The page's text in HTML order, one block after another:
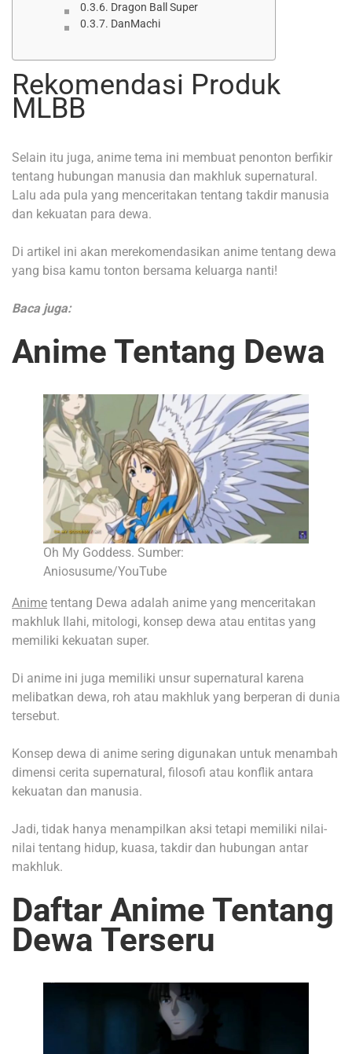
Dragon Ball Super
DanMachi
Rekomendasi Produk
MLBB
Selain itu juga, anime tema ini membuat penonton berfikir
tentang hubungan manusia dan makhluk supernatural.
Lalu ada pula yang menceritakan tentang takdir manusia
dan kekuatan para dewa.
Di artikel ini akan merekomendasikan anime tentang dewa
yang bisa kamu tonton bersama keluarga nanti!
Baca juga:
Anime Tentang Dewa
Oh My Goddess. Sumber:
Aniosusume/YouTube
Anime tentang Dewa adalah anime yang menceritakan
makhluk Ilahi, mitologi, konsep dewa atau entitas yang
memiliki kekuatan super.
Di anime ini juga memiliki unsur supernatural karena
melibatkan dewa, roh atau makhluk yang berperan di dunia
tersebut.
Konsep dewa di anime sering digunakan untuk menambah
dimensi cerita supernatural, filosofi atau konflik antara
kekuatan dan manusia.
Jadi, tidak hanya menampilkan aksi tetapi memiliki nilai-
nilai tentang hidup, kuasa, takdir dan hubungan antar
makhluk.
Daftar Anime Tentang
Dewa Terseru